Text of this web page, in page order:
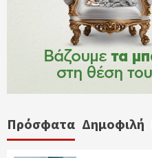
Πρόσφατα Δημοφιλή